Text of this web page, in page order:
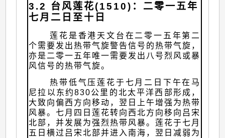
3.2 台风莲花(1510)：二零一五年
七月二日至十日
莲花是香港天文台在二零一五年第二
个需要发出热带气旋警告信号的热带气旋，
亦是二零一五年唯一需要发出八号烈风或暴
风信号的热带气旋。
热带低气压莲花于七月二日下午在马
尼拉以东约830公里的北太平洋西部形成，
大致向偏西方向移动，翌日上午增强为热带
风暴。七月四日莲花转向西北方向移向吕宋
北部，并发展为强烈热带风暴。莲花于七月
五日横过吕宋北部并进入南海，翌日减弱为